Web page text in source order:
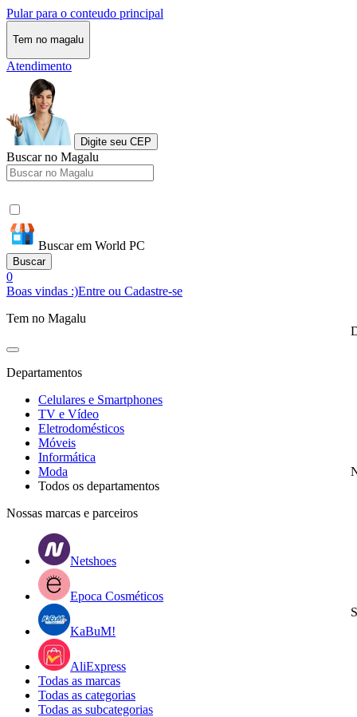
Pular para o conteudo principal
Tem no magalu
Atendimento
Digite seu CEP
Buscar no Magalu
Buscar em World PC
Buscar
0
Boas vindas :)Entre ou Cadastre-se
Tem no Magalu
Departamentos
Celulares e Smartphones
TV e Vídeo
Eletrodomésticos
Móveis
Informática
Moda
Todos os departamentos
Nossas marcas e parceiros
Netshoes
Epoca Cosméticos
KaBuM!
AliExpress
Todas as marcas
Todas as categorias
Todas as subcategorias